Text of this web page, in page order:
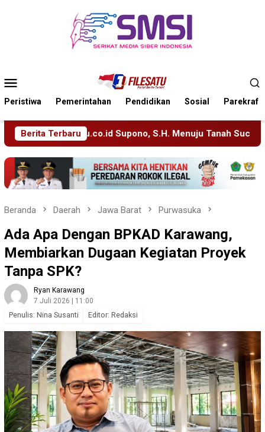
Mobile
Peristiwa Pemerintahan Pendidikan Sosial Parekraf
Berita Terbaru
Menuju Tanah Suci, Manajemen Pastikan Pelayanan
Beranda Daerah Jawa Barat Purwasuka
Ada Apa Dengan BPKAD Karawang,
Membiarkan Dugaan Kegiatan Proyek
Tanpa SPK?
Ryan Karawang
7 Juli 2026 | 11:00
Penulis: Nina Susanti Editor: Redaksi